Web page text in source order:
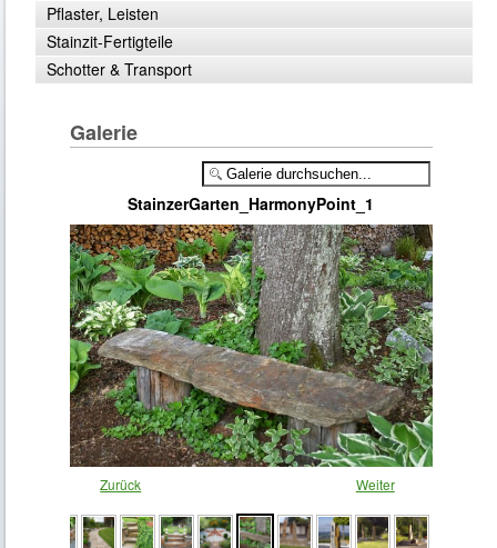
Pflaster, Leisten
Stainzit-Fertigteile
Schotter & Transport
Galerie
StainzerGarten_HarmonyPoint_1
Zurück Weiter